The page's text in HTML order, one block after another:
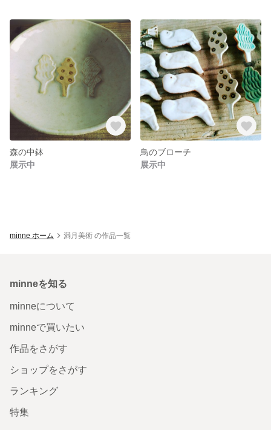
森の中鉢
展示中
鳥のブローチ
展示中
minne ホーム 満月美術 の作品一覧
minneを知る
minneについて
minneで買いたい
作品をさがす
ショップをさがす
ランキング
特集